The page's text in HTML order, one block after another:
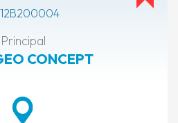
Principal
CONCEPT